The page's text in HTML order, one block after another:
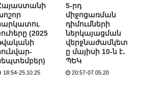
(2025
18:54-25.10.25
5-րդ
միջոցառման
դիմումների
ներկայացման
վերջնաժամկետ
ը մայիսի 10-ն է․
ՊԵԿ
20:57-07.05.20